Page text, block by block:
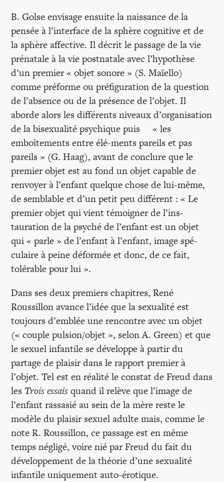
B. Golse envisage ensuite la naissance de la
pensée à l’interface de la sphère cognitive et de
la sphère affective. Il décrit le passage de la vie
prénatale à la vie postnatale avec l’hypothèse
d’un premier « objet sonore » (S. Maïello)
comme préforme ou préfiguration de la question
de l’absence ou de la présence de l’objet. Il
aborde alors les différents niveaux d’organisation
de la bisexualité psychique puis « les
emboîtements entre élé-ments pareils et pas
pareils » (G. Haag), avant de conclure que le
premier objet est au fond un objet capable de
renvoyer à l’enfant quelque chose de lui-même,
de semblable et d’un petit peu différent : « Le
premier objet qui vient témoigner de l’ins­
tauration de la psyché de l’enfant est un objet
qui « parle » de l’enfant à l’enfant, image spé­
culaire à peine déformée et donc, de ce fait,
tolérable pour lui ».
Dans ses deux premiers chapitres, René
Roussillon avance l’idée que la sexualité est
toujours d’emblée une rencontre avec un objet
(« couple pulsion/objet », selon A. Green) et que
le sexuel infantile se développe à partir du
partage de plaisir dans le rapport premier à
l’objet. Tel est en réalité le constat de Freud dans
les Trois essaisquand il relève que l’image de
l’enfant rassasié au sein de la mère reste le
modèle du plaisir sexuel adulte mais, comme le
note R. Roussillon, ce passage est en même
temps négligé, voire nié par Freud du fait du
développement de la théorie d’une sexualité
infantile uniquement auto-érotique.